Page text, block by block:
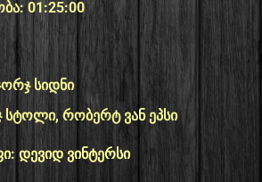
01:25:00
სიდნი
სტოლი, რობერტ ვან ეპსი
დევიდ ვინტერსი